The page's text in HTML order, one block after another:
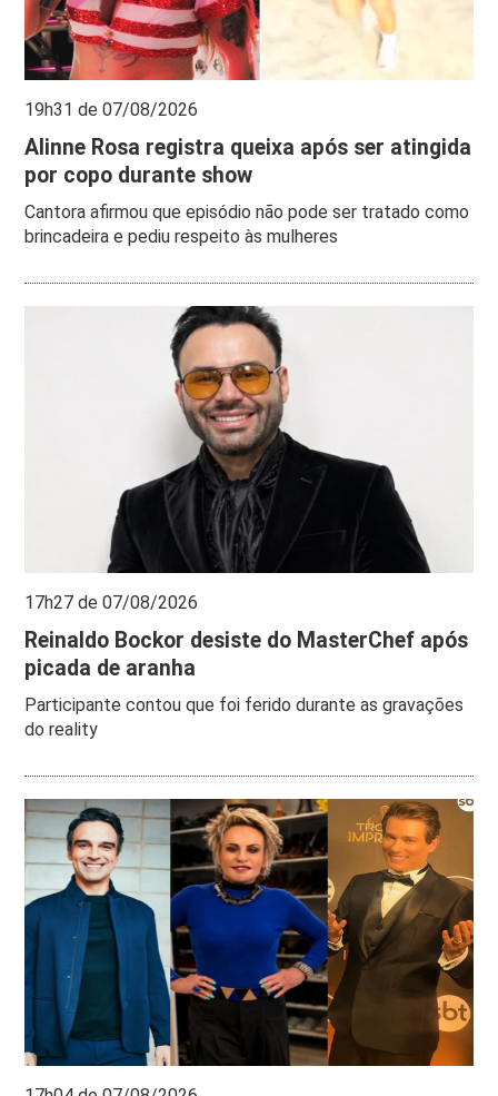
19h31 de 07/08/2026
Alinne Rosa registra queixa após ser atingida
por copo durante show
Cantora afirmou que episódio não pode ser tratado como
brincadeira e pediu respeito às mulheres
17h27 de 07/08/2026
Reinaldo Bockor desiste do MasterChef após
picada de aranha
Participante contou que foi ferido durante as gravações
do reality